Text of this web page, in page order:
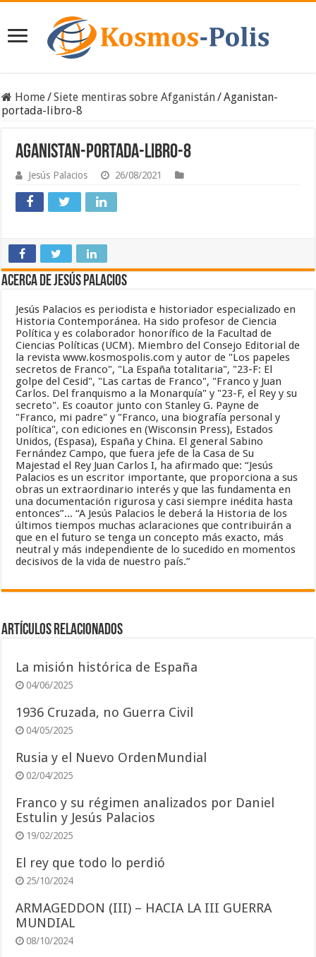
Home/Siete mentiras sobre Afganistán/Aganistan-
portada-libro-8
Aganistan-portada-libro-8
Jesús Palacios 26/08/2021
Acerca de Jesús Palacios
Jesús Palacios es periodista e historiador especializado en
Historia Contemporánea. Ha sido profesor de Ciencia
Política y es colaborador honorífico de la Facultad de
Ciencias Políticas (UCM). Miembro del Consejo Editorial de
la revista www.kosmospolis.com y autor de "Los papeles
secretos de Franco", "La España totalitaria", "23-F: El
golpe del Cesid", "Las cartas de Franco", "Franco y Juan
Carlos. Del franquismo a la Monarquía" y "23-F, el Rey y su
secreto". Es coautor junto con Stanley G. Payne de
"Franco, mi padre" y "Franco, una biografía personal y
política", con ediciones en (Wisconsin Press), Estados
Unidos, (Espasa), España y China. El general Sabino
Fernández Campo, que fuera jefe de la Casa de Su
Majestad el Rey Juan Carlos I, ha afirmado que: “Jesús
Palacios es un escritor importante, que proporciona a sus
obras un extraordinario interés y que las fundamenta en
una documentación rigurosa y casi siempre inédita hasta
entonces”... “A Jesús Palacios le deberá la Historia de los
últimos tiempos muchas aclaraciones que contribuirán a
que en el futuro se tenga un concepto más exacto, más
neutral y más independiente de lo sucedido en momentos
decisivos de la vida de nuestro país.”
Artículos relacionados
La misión histórica de España
04/06/2025
1936 Cruzada, no Guerra Civil
04/05/2025
Rusia y el Nuevo OrdenMundial
02/04/2025
Franco y su régimen analizados por Daniel
Estulin y Jesús Palacios
19/02/2025
El rey que todo lo perdió
25/10/2024
ARMAGEDDON (III) – HACIA LA III GUERRA
MUNDIAL
08/10/2024